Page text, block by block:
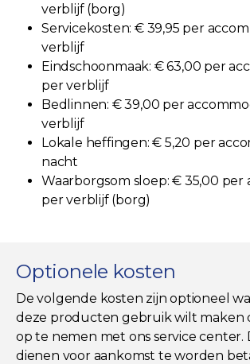
verblijf (borg)
Servicekosten: € 39,95 per
verblijf
Eindschoonmaak: € 63,00 per
per verblijf
Bedlinnen: € 39,00 per
verblijf
Lokale heffingen: € 5,20 per
nacht
Waarborgsom sloep: € 35,00 per
per verblijf (borg)
Optionele kosten
De volgende kosten zijn optioneel
deze producten gebruik wilt maken
op te nemen met ons service center.
dienen voor aankomst te worden